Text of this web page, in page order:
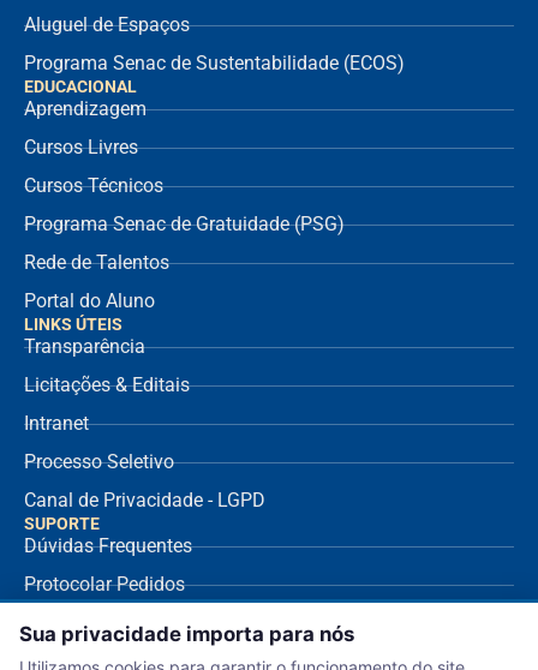
Aluguel de Espaços
Programa Senac de Sustentabilidade (ECOS)
EDUCACIONAL
Aprendizagem
Cursos Livres
Cursos Técnicos
Programa Senac de Gratuidade (PSG)
Rede de Talentos
Portal do Aluno
LINKS ÚTEIS
Transparência
Licitações & Editais
Intranet
Processo Seletivo
Canal de Privacidade - LGPD
SUPORTE
Dúvidas Frequentes
Protocolar Pedidos
Envio de NF Fornecedor
Ouvidoria
Sua privacidade importa para nós